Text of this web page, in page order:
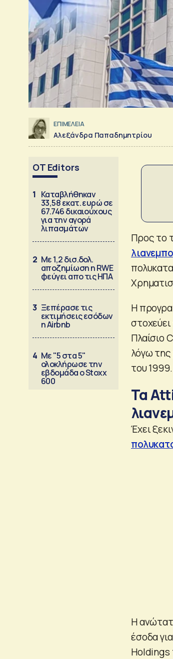
ΕΠΙΜΕΛΕΙΑ
Αλεξάνδρα Παπαδημητρίου
OT Editors
1 Καταβλήθηκαν
33,58 εκατ. ευρώ σε
67.746 δικαιούχους
για την αγορά
λιπασμάτων
2 Με 1,2 δισ.δολ.
αποζημίωση η RWE
φεύγει απο τις ΗΠΑ
3 Ξεπέρασε τις
εκτιμήσεις εσόδων
η Airbnb
4 Με "5 στα 5"
ολοκλήρωσε την
εβδομάδα ο Stoxx
600
Προς το
Η
Πλαίσιο
λόγω
του 1999.
Τα
Έχει
Η
έσοδα
Holdings